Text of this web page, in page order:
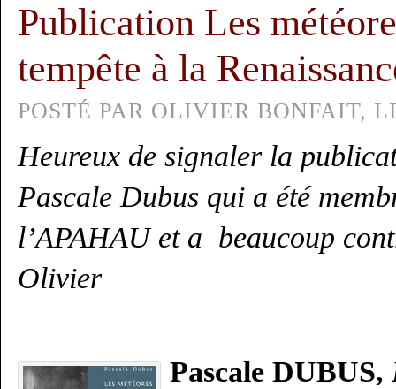
Publication Les
tempête à la
POSTÉ PAR OLIVIER BONFAIT,
Heureux de signaler la
Pascale Dubus qui a été
l’APAHAU et a beaucoup
Olivier
Pascale DUBUS,